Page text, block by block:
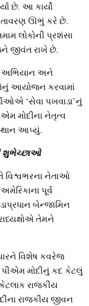
છે. આ કાર્યો
ઊભું કરે છે.
લોકોની પ્રશંસા
રાખે છે.
અભિયાન અને
આયોજન કરવામાં
‘સેવા પખવાડા’નું
મોદીના નેતૃત્વ
આપ્યું.
શુભેચ્છાઓ
વિશ્વભરના નેતાઓ
પૂર્વ
બેન્જામિન
તેમને
વિશેષ કવરેજ
મોદીનું કદ કેટલું
રાજકીય
રાજકીય જીવન